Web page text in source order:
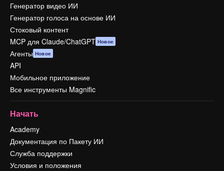
Генератор видео ИИ
Генератор голоса на основе ИИ
Стоковый контент
MCP для Claude/ChatGPT Новое
Агенты Новое
API
Мобильное приложение
Все инструменты Magnific
Начать
Academy
Документация по Пакету ИИ
Служба поддержки
Условия и положения